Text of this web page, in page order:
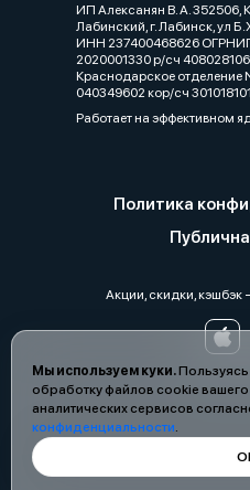
Мы используем куки.Пользуясь
обработку файлов cookie
аналитических сервисов
конфиденциальности.
ИП Алексанян В. А. 352506,
Лабинский, г. Лабинск, ул
ИНН 237400468626
2020001330 р/сч
Краснодарское
040349602 кор/сч
Работает на эффективном
Политика
Акции, скидки,